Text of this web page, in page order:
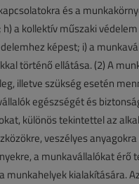
és a
a kollektív műszaki
képest; i) a
történő ellátása. (2) A
illetve szükség esetén
egészségét és
különös tekintettel az
veszélyes anyagokra
a munkavállalókat érő
munkahelyek kialakítására.